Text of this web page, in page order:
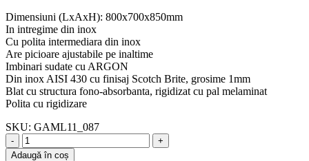
Dimensiuni (LxAxH): 800x700x850mm
In intregime din inox
Cu polita intermediara din inox
Are picioare ajustabile pe inaltime
Imbinari sudate cu ARGON
Din inox AISI 430 cu finisaj Scotch Brite, grosime 1mm
Blat cu structura fono-absorbanta, rigidizat cu pal melaminat
Polita cu rigidizare
SKU: GAML11_087
-
+
Adaugă în coș